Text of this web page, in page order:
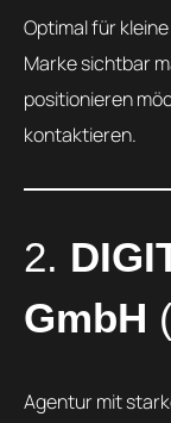
Optimal für
Marke sichtbar
positionieren
kontaktieren.
2.
GmbH
Agentur mit